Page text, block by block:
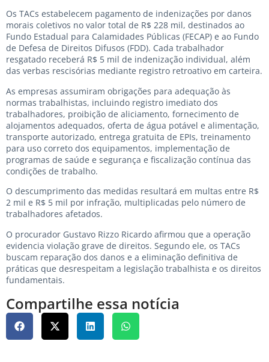
Os TACs estabelecem pagamento de indenizações por danos
morais coletivos no valor total de R$ 228 mil, destinados ao
Fundo Estadual para Calamidades Públicas (FECAP) e ao Fundo
de Defesa de Direitos Difusos (FDD). Cada trabalhador
resgatado receberá R$ 5 mil de indenização individual, além
das verbas rescisórias mediante registro retroativo em carteira.
As empresas assumiram obrigações para adequação às
normas trabalhistas, incluindo registro imediato dos
trabalhadores, proibição de aliciamento, fornecimento de
alojamentos adequados, oferta de água potável e alimentação,
transporte autorizado, entrega gratuita de EPIs, treinamento
para uso correto dos equipamentos, implementação de
programas de saúde e segurança e fiscalização contínua das
condições de trabalho.
O descumprimento das medidas resultará em multas entre R$
2 mil e R$ 5 mil por infração, multiplicadas pelo número de
trabalhadores afetados.
O procurador Gustavo Rizzo Ricardo afirmou que a operação
evidencia violação grave de direitos. Segundo ele, os TACs
buscam reparação dos danos e a eliminação definitiva de
práticas que desrespeitam a legislação trabalhista e os direitos
fundamentais.
Compartilhe essa notícia